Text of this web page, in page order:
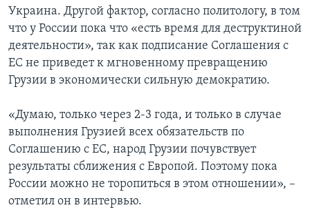
Украина. Другой фактор, согласно политологу, в том
что у России пока что «есть время для деструктиной
деятельности», так как подписание Соглашения с
ЕС не приведет к мгновенному превращению
Грузии в экономически сильную демократию.
«Думаю, только через 2-3 года, и только в случае
выполнения Грузией всех обязательств по
Соглашению с ЕС, народ Грузии почувствует
результаты сближения с Европой. Поэтому пока
России можно не торопиться в этом отношении», –
отметил он в интервью.